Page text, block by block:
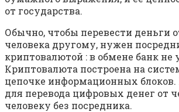
от государства.
Обычно, чтобы перевести деньги
человека другому, нужен
криптовалютой : в обмене банк не
Криптовалюта построена на
цепочке информационных
для перевода цифровых денег от
человеку без посредника.